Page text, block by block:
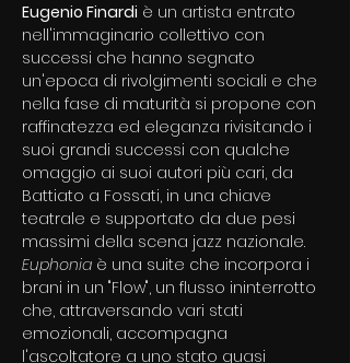
Eugenio Finardi è un artista entrato
nell'immaginario collettivo con
successi che hanno segnato
un'epoca di rivolgimenti sociali e che
nella fase di maturità si propone con
raffinatezza ed eleganza rivisitando i
suoi grandi successi con qualche
omaggio ai suoi autori più cari, da
Battiato a Fossati, in una chiave
teatrale e supportato da due pesi
massimi della scena jazz nazionale.
Euphonia è una suite che incorpora i
brani in un "Flow", un flusso ininterrotto
che, attraversando vari stati
emozionali, accompagna
l'ascoltatore a uno stato quasi